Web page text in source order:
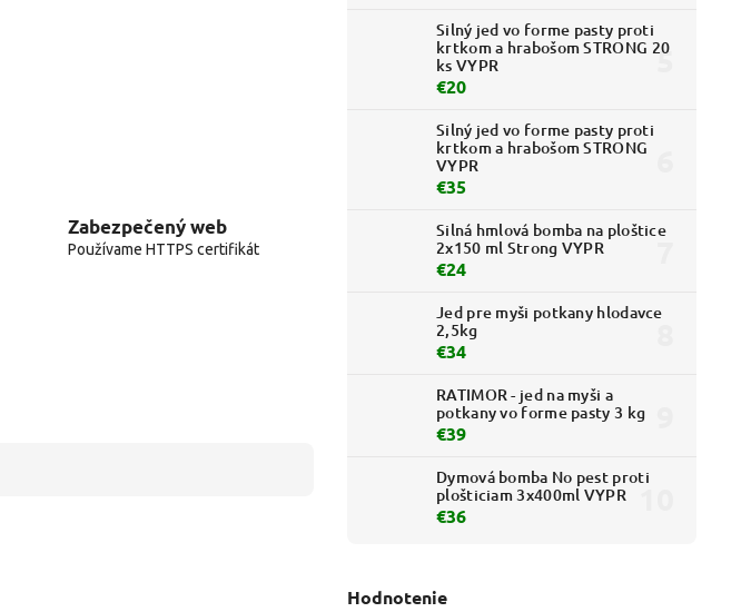
Silný jed vo forme pasty proti
krtkom a hrabošom STRONG 20
ks VYPR
€20
Silný jed vo forme pasty proti
krtkom a hrabošom STRONG
VYPR
€35
Silná hmlová bomba na ploštice
2x150 ml Strong VYPR
€24
Jed pre myši potkany hlodavce
2,5kg
€34
RATIMOR - jed na myši a
potkany vo forme pasty 3 kg
€39
Dymová bomba No pest proti
plošticiam 3x400ml VYPR
€36
Hodnotenie
Zabezpečený web
Používame HTTPS certifikát